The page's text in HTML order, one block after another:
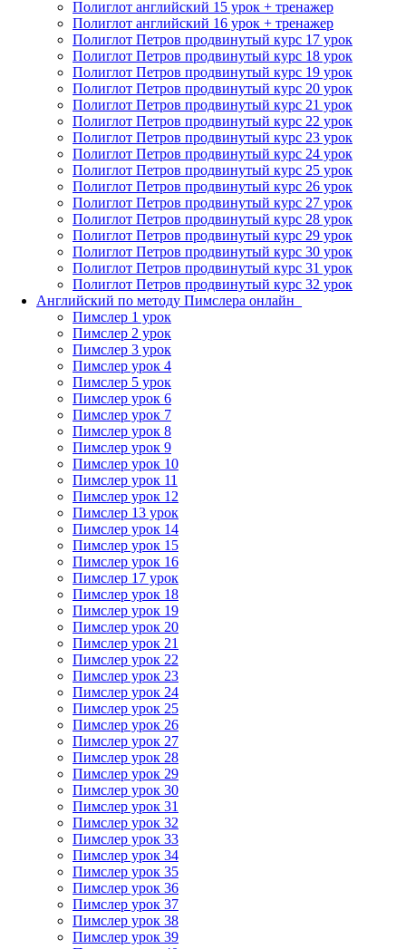
Полиглот английский 15 урок + тренажер
Полиглот английский 16 урок + тренажер
Полиглот Петров продвинутый курс 17 урок
Полиглот Петров продвинутый курс 18 урок
Полиглот Петров продвинутый курс 19 урок
Полиглот Петров продвинутый курс 20 урок
Полиглот Петров продвинутый курс 21 урок
Полиглот Петров продвинутый курс 22 урок
Полиглот Петров продвинутый курс 23 урок
Полиглот Петров продвинутый курс 24 урок
Полиглот Петров продвинутый курс 25 урок
Полиглот Петров продвинутый курс 26 урок
Полиглот Петров продвинутый курс 27 урок
Полиглот Петров продвинутый курс 28 урок
Полиглот Петров продвинутый курс 29 урок
Полиглот Петров продвинутый курс 30 урок
Полиглот Петров продвинутый курс 31 урок
Полиглот Петров продвинутый курс 32 урок
Английский по методу Пимслера онлайн_
Пимслер 1 урок
Пимслер 2 урок
Пимслер 3 урок
Пимслер урок 4
Пимслер 5 урок
Пимслер урок 6
Пимслер урок 7
Пимслер урок 8
Пимслер урок 9
Пимслер урок 10
Пимслер урок 11
Пимслер урок 12
Пимслер 13 урок
Пимслер урок 14
Пимслер урок 15
Пимслер урок 16
Пимслер 17 урок
Пимслер урок 18
Пимслер урок 19
Пимслер урок 20
Пимслер урок 21
Пимслер урок 22
Пимслер урок 23
Пимслер урок 24
Пимслер урок 25
Пимслер урок 26
Пимслер урок 27
Пимслер урок 28
Пимслер урок 29
Пимслер урок 30
Пимслер урок 31
Пимслер урок 32
Пимслер урок 33
Пимслер урок 34
Пимслер урок 35
Пимслер урок 36
Пимслер урок 37
Пимслер урок 38
Пимслер урок 39